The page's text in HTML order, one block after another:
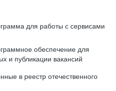
для работы с сервисами
обеспечение для
и публикации вакансий
в реестр отечественного